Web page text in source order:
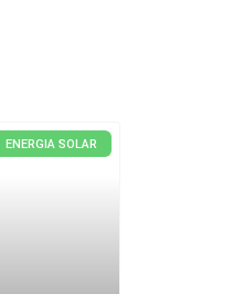
ENERGIA SOLAR